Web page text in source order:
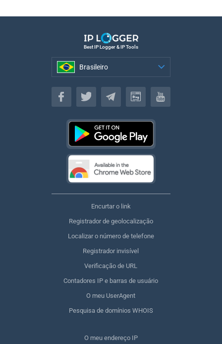
Best IP Logger & IP Tools
Brasileiro
Brasileiro
Encurtar o link
Registrador de geolocalização
Localizar o número de telefone
Registrador invisível
Verificação de URL
Contadores IP e barras de usuário
O meu UserAgent
Pesquisa de domínios WHOIS
O meu endereço IP